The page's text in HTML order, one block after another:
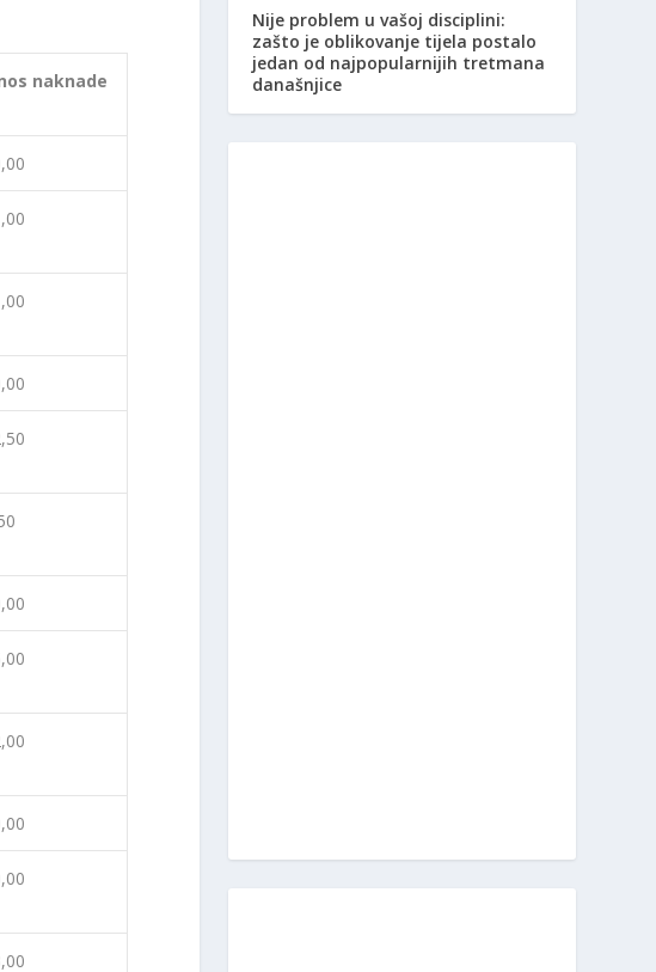
naknade
Nije problem u vašoj disciplini:
zašto je oblikovanje tijela postalo
jedan od najpopularnijih tretmana
današnjice